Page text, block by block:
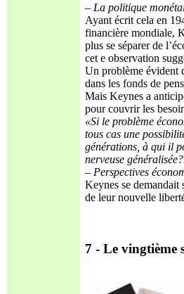
– La politique
Ayant écrit cela en
financière mondiale,
plus se séparer de
cet e observation
Un problème évident
dans les fonds de
Mais Keynes a
pour couvrir les
«Si le problème
tous cas une
générations, à qui il
nerveuse
– Perspectives
Keynes se demandait
de leur nouvelle
7 - Le vingtième